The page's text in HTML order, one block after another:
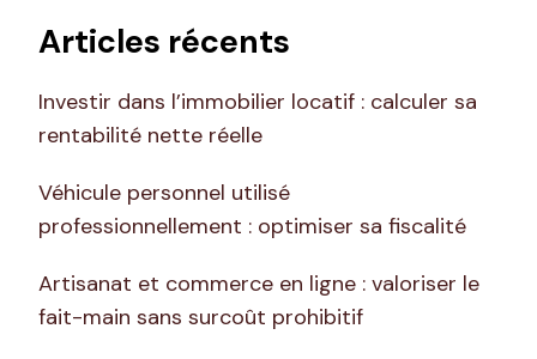
Articles récents
Investir dans l’immobilier locatif : calculer sa
rentabilité nette réelle
Véhicule personnel utilisé
professionnellement : optimiser sa fiscalité
Artisanat et commerce en ligne : valoriser le
fait-main sans surcoût prohibitif